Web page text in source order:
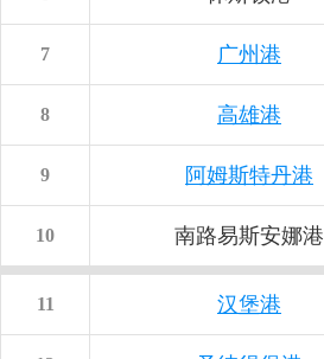
7 广州港
8 高雄港
9 阿姆斯特丹港
10 南路易斯安娜港
11 汉堡港